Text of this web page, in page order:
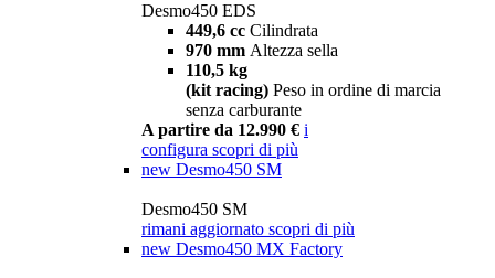
Desmo450 EDS
449,6 cc Cilindrata
970 mm Altezza sella
110,5 kg
(kit racing) Peso in ordine di marcia
senza carburante
A partire da 12.990 € i
configura scopri di più
new Desmo450 SM
Desmo450 SM
rimani aggiornato scopri di più
new Desmo450 MX Factory